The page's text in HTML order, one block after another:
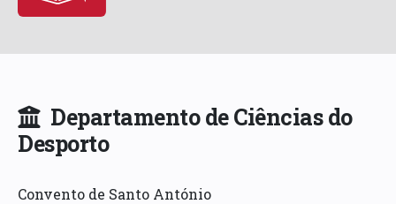
Departamento de Ciências do
Desporto
Convento de Santo António